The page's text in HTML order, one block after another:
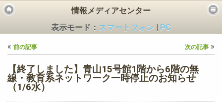
情報メディアセンター
表示モード： スマートフォン
PC
« 前の記事 次の記事 »
【終了しました】青山15号館1階から6階の無
線・教育系ネットワーク一時停止のお知らせ
（1/6水）